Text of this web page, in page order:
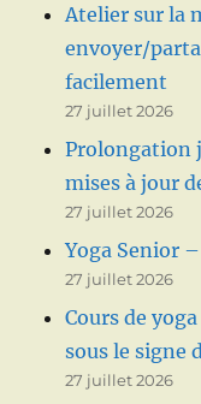
Atelier sur la
envoyer/
facilement
27 juillet 2026
Prolongation
mises à jour
27 juillet 2026
Yoga Senior
27 juillet 2026
Cours de
sous le signe
27 juillet 2026